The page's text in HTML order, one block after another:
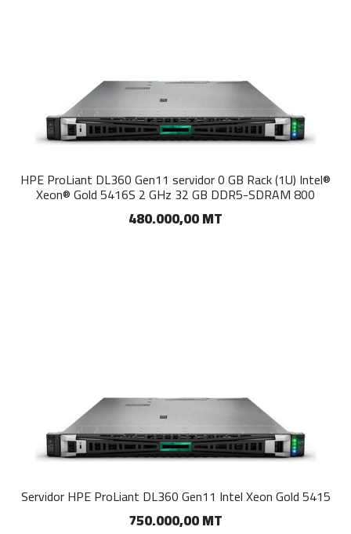
HPE ProLiant DL360 Gen11 servidor 0 GB Rack (1U) Intel®
Xeon® Gold 5416S 2 GHz 32 GB DDR5-SDRAM 800
480.000,00 MT
Servidor HPE ProLiant DL360 Gen11 Intel Xeon Gold 5415
750.000,00 MT